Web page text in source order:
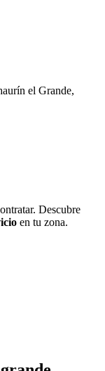
el Grande,
Descubre
en tu zona.